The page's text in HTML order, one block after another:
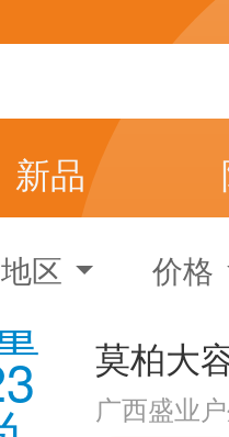
新品
地区 价格
广西盛业